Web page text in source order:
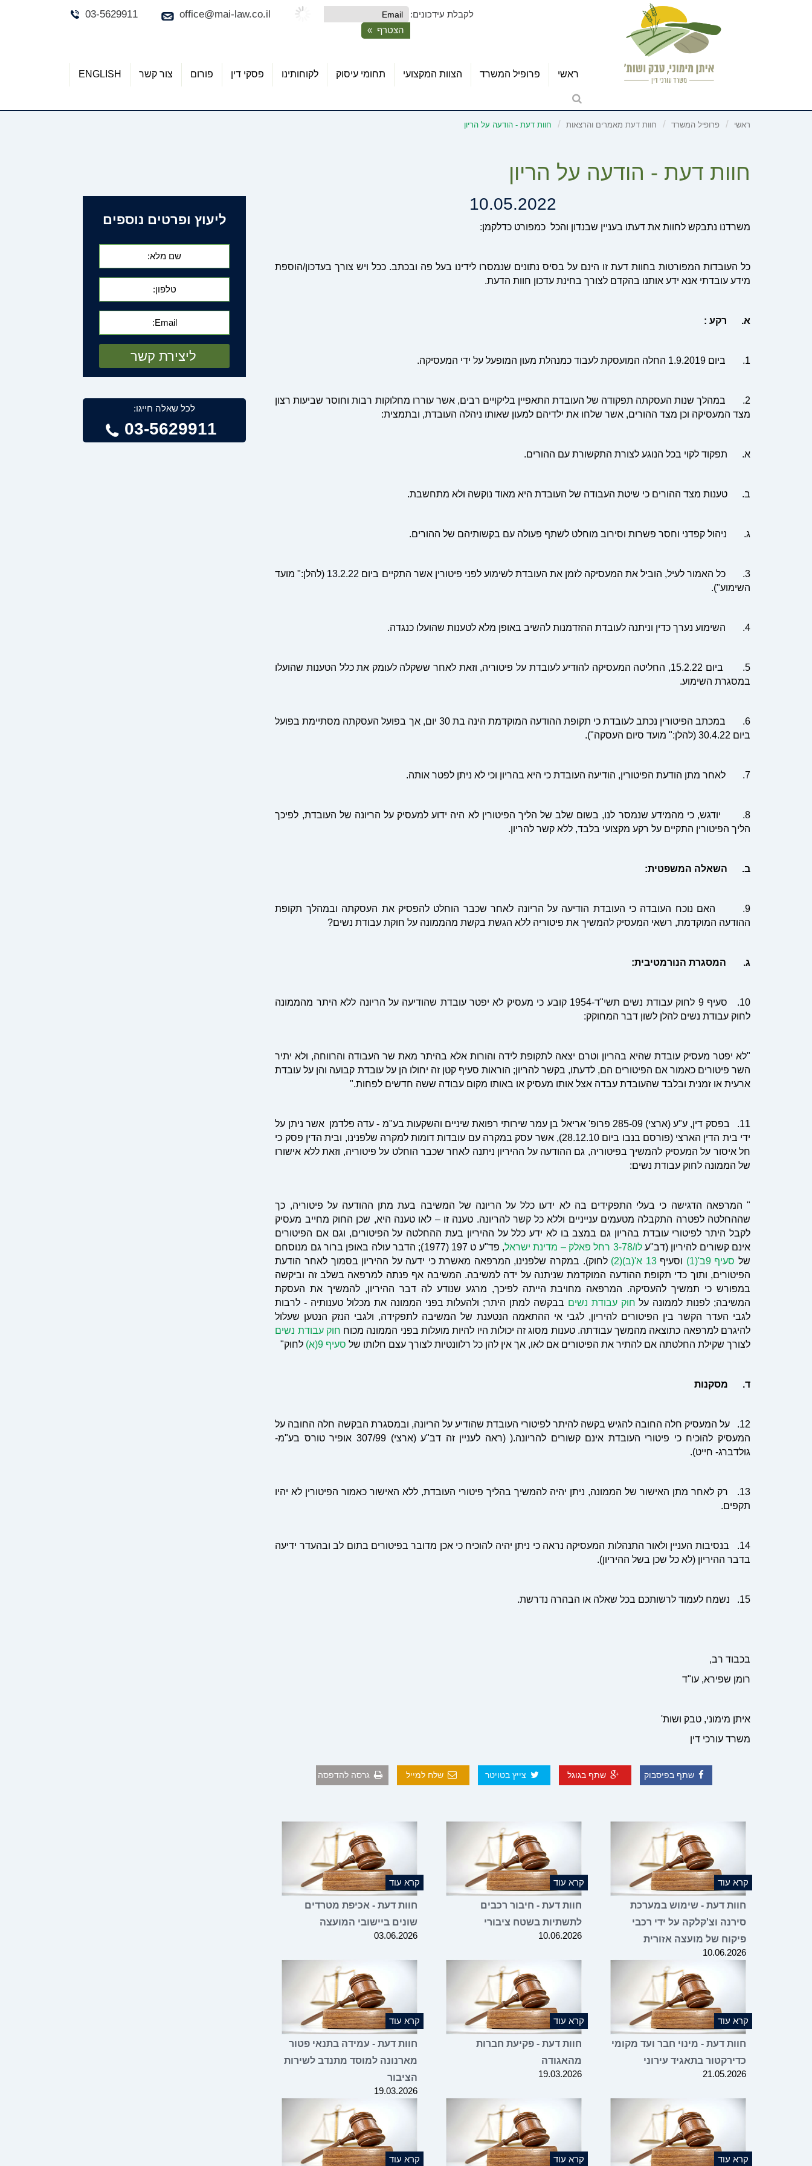
03-5629911 office@mai-law.co.il לקבלת עידכונים:
ראשי פרופיל המשרד הצוות המקצועי תחומי עיסוק לקוחותינו פסקי דין פורום צור קשר ENGLISH
ראשי פרופיל המשרד חוות דעת מאמרים והרצאות חוות דעת - הודעה על הריון
ליעוץ ופרטים נוספים
לכל שאלה חייגו:
03-5629911
חוות דעת - הודעה על הריון
10.05.2022
משרדנו נתבקש לחוות את דעתו בעניין שבנדון והכל כמפורט כדלקמן:
כל העובדות המפורטות בחוות דעת זו הינם על בסיס נתונים שנמסרו לידינו בעל פה ובכתב. ככל ויש צורך בעדכון/הוספת
מידע עובדתי אנא ידע אותנו בהקדם לצורך בחינת עדכון חוות הדעת.
א. רקע :
1. ביום 1.9.2019 החלה המועסקת לעבוד כמנהלת מעון המופעל על ידי המעסיקה.
2. במהלך שנות העסקתה תפקודה של העובדת התאפיין בליקויים רבים, אשר עוררו מחלוקות רבות וחוסר שביעות רצון
מצד המעסיקה וכן מצד ההורים, אשר שלחו את ילדיהם למעון שאותו ניהלה העובדת, ובתמצית:
א. תפקוד לקוי בכל הנוגע לצורת התקשורת עם ההורים.
ב. טענות מצד ההורים כי שיטת העבודה של העובדת היא מאוד נוקשה ולא מתחשבת.
ג. ניהול קפדני וחסר פשרות וסירוב מוחלט לשתף פעולה עם בקשותיהם של ההורים.
3. כל האמור לעיל, הוביל את המעסיקה לזמן את העובדת לשימוע לפני פיטורין אשר התקיים ביום 13.2.22 (להלן:" מועד
השימוע").
4. השימוע נערך כדין וניתנה לעובדת ההזדמנות להשיב באופן מלא לטענות שהועלו כנגדה.
5. ביום 15.2.22, החליטה המעסיקה להודיע לעובדת על פיטוריה, וזאת לאחר ששקלה לעומק את כלל הטענות שהועלו
במסגרת השימוע.
6. במכתב הפיטורין נכתב לעובדת כי תקופת ההודעה המוקדמת הינה בת 30 יום, אך בפועל העסקתה מסתיימת בפועל
ביום 30.4.22 (להלן:" מועד סיום העסקה").
7. לאחר מתן הודעת הפיטורין, הודיעה העובדת כי היא בהריון וכי לא ניתן לפטר אותה.
8. יודגש, כי מהמידע שנמסר לנו, בשום שלב של הליך הפיטורין לא היה ידוע למעסיק על הריונה של העובדת, לפיכך
הליך הפיטורין התקיים על רקע מקצועי בלבד, ללא קשר להריון.
ב. השאלה המשפטית:
9. האם נוכח העובדה כי העובדת הודיעה על הריונה לאחר שכבר הוחלט להפסיק את העסקתה ובמהלך תקופת
ההודעה המוקדמת, רשאי המעסיק להמשיך את פיטוריה ללא הגשת בקשת מהממונה על חוקת עבודת נשים?
ג. המסגרת הנורמטיבית:
10. סעיף 9 לחוק עבודת נשים תשי"ד-1954 קובע כי מעסיק לא יפטר עובדת שהודיעה על הריונה ללא היתר מהממונה
לחוק עבודת נשים להלן לשון דבר המחוקק:
"לא יפטר מעסיק עובדת שהיא בהריון וטרם יצאה לתקופת לידה והורות אלא בהיתר מאת שר העבודה והרווחה, ולא יתיר
השר פיטורים כאמור אם הפיטורים הם, לדעתו, בקשר להריון; הוראות סעיף קטן זה יחולו הן על עובדת קבועה והן על עובדת
ארעית או זמנית ובלבד שהעובדת עבדה אצל אותו מעסיק או באותו מקום עבודה ששה חדשים לפחות."
11. בפסק דין, ע"ע (ארצי) 285-09 פרופ' אריאל בן עמר שירותי רפואת שיניים והשקעות בע"מ - עדה פלדמן אשר ניתן על
ידי בית הדין הארצי (פורסם בנבו ביום 28.12.10), אשר עסק במקרה עם עובדות דומות למקרה שלפנינו, ובית הדין פסק כי
חל איסור על המעסיק להמשיך בפיטוריה, גם ההודעה על ההיריון ניתנה לאחר שכבר הוחלט על פיטוריה, וזאת ללא אישורו
של הממונה לחוק עבודת נשים:
" המרפאה הדגישה כי בעלי התפקידים בה לא ידעו כלל על הריונה של המשיבה בעת מתן ההודעה על פיטוריה, כך
שההחלטה לפטרה התקבלה מטעמים ענייניים וללא כל קשר להריונה. טענה זו – לאו טענה היא, שכן החוק מחייב מעסיק
לקבל היתר לפיטורי עובדת בהריון גם במצב בו לא ידע כלל על ההיריון בעת ההחלטה על הפיטורים, וגם אם הפיטורים
אינם קשורים להיריון (דב"עלו/3-78 רחל פאלק – מדינת ישראל
, פד"ע ט 197 (1977); הדבר עולה באופן ברור גם מנוסחם
של סעיף 9ב'(1) וסעיף13 א'(ב)(2)
לחוק). במקרה שלפנינו, המרפאה מאשרת כי ידעה על ההיריון בסמוך לאחר הודעת
הפיטורים, ותוך כדי תקופת ההודעה המוקדמת שניתנה על ידה למשיבה. המשיבה אף פנתה למרפאה בשלב זה וביקשה
במפורש כי תמשיך להעסיקה. המרפאה מחויבת הייתה לפיכך, מרגע שנודע לה דבר ההיריון, להמשיך את העסקת
המשיבה; לפנות לממונה על חוק עבודת נשים בבקשה למתן היתר; ולהעלות בפני הממונה את מכלול טענותיה - לרבות
לגבי העדר הקשר בין הפיטורים להיריון, לגבי אי ההתאמה הנטענת של המשיבה לתפקידה, ולגבי הנזק הנטען שעלול
להיגרם למרפאה כתוצאה מהמשך עבודתה. טענות מסוג זה יכולות היו להיות מועלות בפני הממונה מכוח חוק עבודת נשים
לצורך שקילת החלטתה אם להתיר את הפיטורים אם לאו, אך אין להן כל רלוונטיות לצורך עצם חלותו של סעיף 9(א) לחוק"
ד. מסקנות
12. על המעסיק חלה החובה להגיש בקשה להיתר לפיטורי העובדת שהודיע על הריונה, ובמסגרת הבקשה חלה החובה על
המעסיק להוכיח כי פיטורי העובדת אינם קשורים להריונה.( (ראה לעניין זה דב"ע (ארצי) 307/99 אופיר טורס בע"מ-
גולדברג- חייט).
13. רק לאחר מתן האישור של הממונה, ניתן יהיה להמשיך בהליך פיטורי העובדת, ללא האישור כאמור הפיטורין לא יהיו
תקפים.
14. בנסיבות העניין ולאור התנהלות המעסיקה נראה כי ניתן יהיה להוכיח כי אכן מדובר בפיטורים בתום לב ובהעדר ידיעה
בדבר ההיריון (לא כל שכן בשל ההיריון).
15. נשמח לעמוד לרשותכם בכל שאלה או הבהרה נדרשת.
בכבוד רב,
רומן שפירא, עו"ד
איתן מימוני, טבק ושות'
משרד עורכי דין
שתף בפיסבוק שתף בגוגל צייץ בטויטר שלח למייל גרסה להדפסה
קרא עוד
חוות דעת - שימוש במערכת
סירנה וצ'קלקה על ידי רכבי
פיקוח של מועצה אזורית
10.06.2026
קרא עוד
חוות דעת - חיבור רכבים
לתשתיות בשטח ציבורי
10.06.2026
קרא עוד
חוות דעת - אכיפת מטרדים
שונים ביישובי המועצה
03.06.2026
קרא עוד
חוות דעת - מינוי חבר ועד מקומי
כדירקטור בתאגיד עירוני
21.05.2026
קרא עוד
חוות דעת - פקיעת חברות
מהאגודה
19.03.2026
קרא עוד
חוות דעת - עמידה בתנאי פטור
מארנונה למוסד מתנדב לשירות
הציבור
19.03.2026
קרא עוד קרא עוד קרא עוד